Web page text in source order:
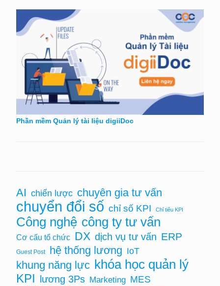
Phần mềm Quản lý tài liệu digiiDoc
AI chiến lược chuyên gia tư vấn
chuyển đổi số chỉ số KPI Chỉ tiêu KPI
Công nghệ công ty tư vấn
Cơ cấu tổ chức DX dịch vụ tư vấn ERP
Guest Post hệ thống lương IoT
khung năng lực khóa học quản lý
KPI lương 3Ps Marketing MES